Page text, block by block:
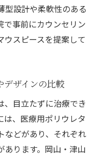
型設計や柔軟性のある
で事前にカウンセリン
ウスピースを提案して
デザインの比較
、目立たずに治療でき
は、医療用ポリウレタ
などがあり、それぞれ
あります。岡山・津山